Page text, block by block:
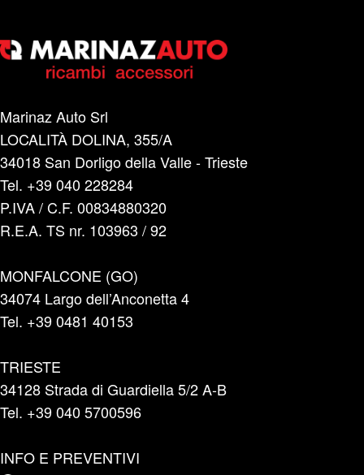
Marinaz Auto Srl
LOCALITÀ DOLINA, 355/A
34018 San Dorligo della Valle - Trieste
Tel. +39 040 228284
P.IVA / C.F. 00834880320
R.E.A. TS nr. 103963 / 92
MONFALCONE (GO)
34074 Largo dell’Anconetta 4
Tel. +39 0481 40153
TRIESTE
34128 Strada di Guardiella 5/2 A-B
Tel. +39 040 5700596
INFO E PREVENTIVI